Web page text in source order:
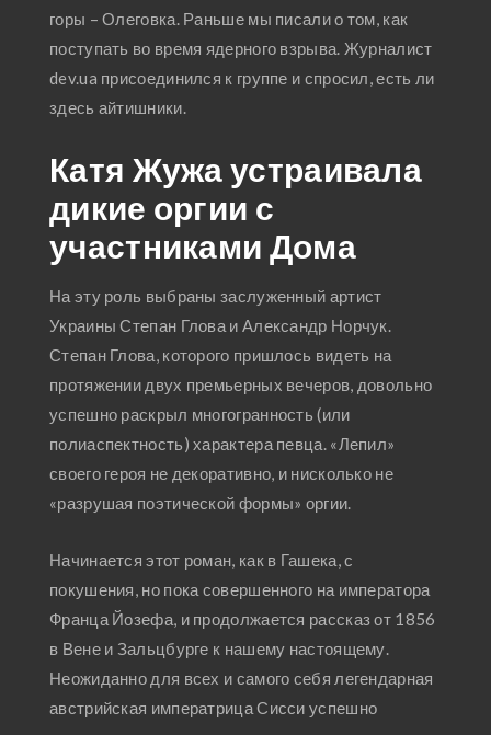
горы – Олеговка. Раньше мы писали о том, как
поступать во время ядерного взрыва. Журналист
dev.ua присоединился к группе и спросил, есть ли
здесь айтишники.
Катя Жужа устраивала
дикие оргии с
участниками Дома
На эту роль выбраны заслуженный артист
Украины Степан Глова и Александр Норчук.
Степан Глова, которого пришлось видеть на
протяжении двух премьерных вечеров, довольно
успешно раскрыл многогранность (или
полиаспектность) характера певца. «Лепил»
своего героя не декоративно, и нисколько не
«разрушая поэтической формы» оргии.
Начинается этот роман, как в Гашека, с
покушения, но пока совершенного на императора
Франца Йозефа, и продолжается рассказ от 1856
в Вене и Зальцбурге к нашему настоящему.
Неожиданно для всех и самого себя легендарная
австрийская императрица Сисси успешно